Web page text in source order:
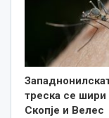
треска се шири
Скопје и Велес